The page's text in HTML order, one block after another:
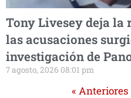
Tony Livesey deja
las acusaciones
investigación de
7 agosto, 2026 08:01 pm
« Anteriores